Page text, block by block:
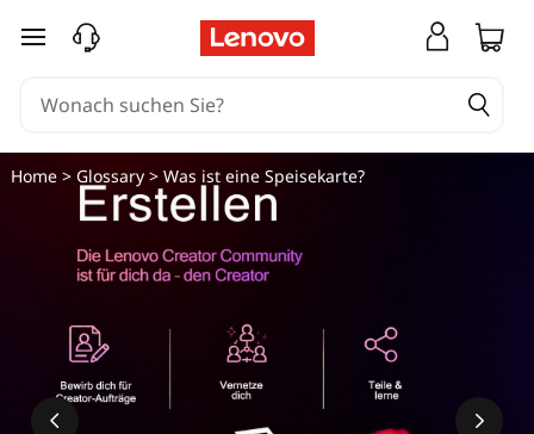
zum Hauptinhalt springen
Home> Glossary> Was ist eine Speisekarte?